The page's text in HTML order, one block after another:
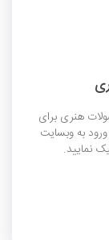
محصولات هنری برای
برای ورود به وبسایت
نمایید.